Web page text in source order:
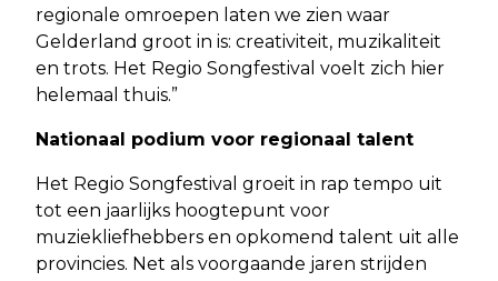
regionale omroepen laten we zien waar
Gelderland groot in is: creativiteit, muzikaliteit
en trots. Het Regio Songfestival voelt zich hier
helemaal thuis.”
Nationaal podium voor regionaal talent
Het Regio Songfestival groeit in rap tempo uit
tot een jaarlijks hoogtepunt voor
muziekliefhebbers en opkomend talent uit alle
provincies. Net als voorgaande jaren strijden